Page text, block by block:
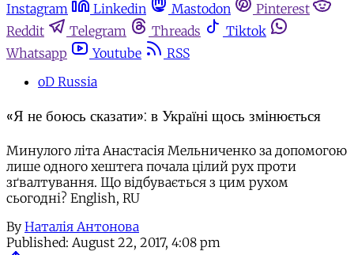
Instagram
Linkedin Mastodon
Pinterest
Reddit
Telegram Threads
Tiktok
Whatsapp
Youtube
RSS
oD Russia
«Я не боюсь сказати»: в Україні щось змінюється
Минулого літа Анастасія Мельниченко за допомогою
лише одного хештега почала цілий рух проти
зґвалтування. Що відбувається з цим рухом
сьогодні? English, RU
By Наталія Антонова
Published: August 22, 2017, 4:08 pm